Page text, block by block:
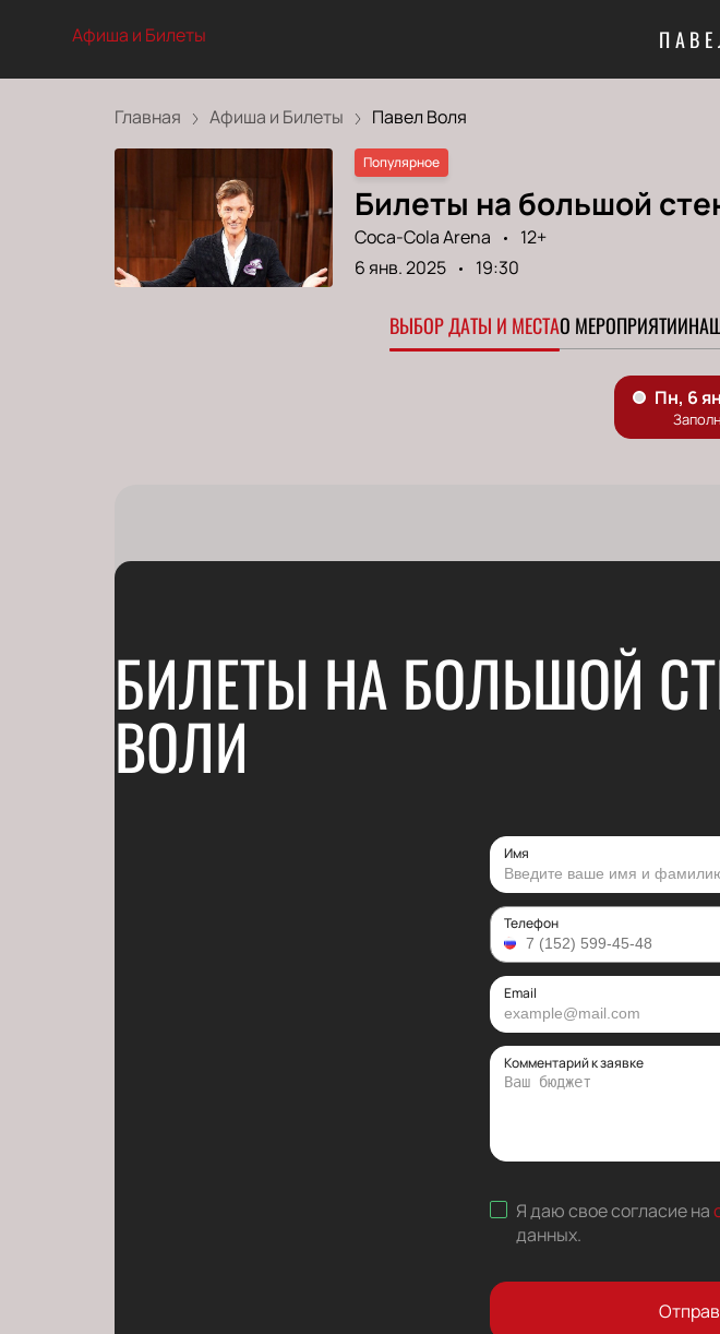
Афиша и Билеты
Главная Афиша и Билеты Павел Воля
Популярное
Билеты на большой
Coca-Cola Arena
12+
6 янв. 2025
19:30
ВЫБОР ДАТЫ И МЕСТАО МЕРОПРИЯТИИ
БИЛЕТЫ НА БОЛЬШОЙ
ВОЛИ
Имя
Телефон
Email
Комментарий к заявке
Я даю свое согласие на
данных.